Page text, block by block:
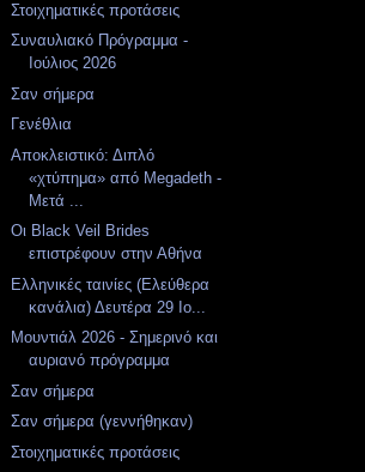
Στοιχηματικές προτάσεις
Συναυλιακό Πρόγραμμα -
Ιούλιος 2026
Σαν σήμερα
Γενέθλια
Αποκλειστικό: Διπλό
«χτύπημα» από Megadeth -
Μετά ...
Οι Black Veil Brides
επιστρέφουν στην Αθήνα
Ελληνικές ταινίες (Ελεύθερα
κανάλια) Δευτέρα 29 Ιο...
Μουντιάλ 2026 - Σημερινό και
αυριανό πρόγραμμα
Σαν σήμερα
Σαν σήμερα (γεννήθηκαν)
Στοιχηματικές προτάσεις